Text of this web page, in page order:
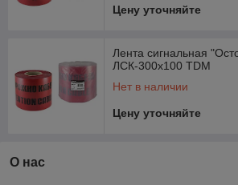
Цену уточняйте
Лента сигнальная
ЛСК-300х100 TDM
Нет в наличии
Цену уточняйте
О нас